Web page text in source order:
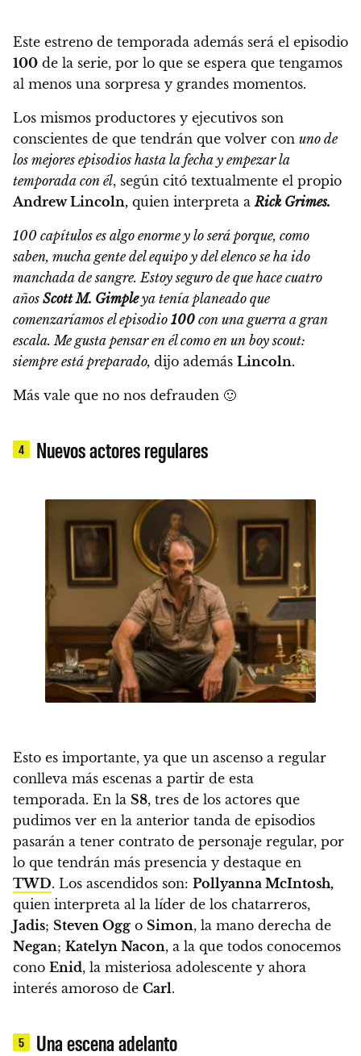
Este estreno de temporada además será el episodio
100 de la serie, por lo que se espera que tengamos
al menos una sorpresa y grandes momentos.
Los mismos productores y ejecutivos son
conscientes de que tendrán que volver con uno de
los mejores episodios hasta la fecha y empezar la
temporada con él, según citó textualmente el propio
Andrew Lincoln, quien interpreta a Rick Grimes.
100 capítulos es algo enorme y lo será porque, como
saben, mucha gente del equipo y del elenco se ha ido
manchada de sangre. Estoy seguro de que hace cuatro
años Scott M. Gimpleya tenía planeado que
comenzaríamos el episodio 100 con una guerra a gran
escala. Me gusta pensar en él como en un boy scout:
siempre está preparado, dijo además Lincoln.
Más vale que no nos defrauden 🙂
4 Nuevos actores regulares
Esto es importante, ya que un ascenso a regular
conlleva más escenas a partir de esta
temporada. En la S8, tres de los actores que
pudimos ver en la anterior tanda de episodios
pasarán a tener contrato de personaje regular, por
lo que tendrán más presencia y destaque en
TWD. Los ascendidos son: Pollyanna McIntosh,
quien interpreta al la líder de los chatarreros,
Jadis; Steven Ogg o Simon, la mano derecha de
Negan; Katelyn Nacon, a la que todos conocemos
cono Enid, la misteriosa adolescente y ahora
interés amoroso de Carl.
5 Una escena adelanto